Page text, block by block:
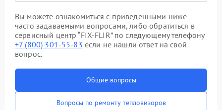
Вы можете ознакомиться с приведенными ниже
часто задаваемыми вопросами, либо обратиться в
сервисный центр “FIX-FLIR” по следующему телефону
+7 (800) 301-55-83 если не нашли ответ на свой
вопрос.
Общие вопросы
Вопросы по ремонту тепловизоров